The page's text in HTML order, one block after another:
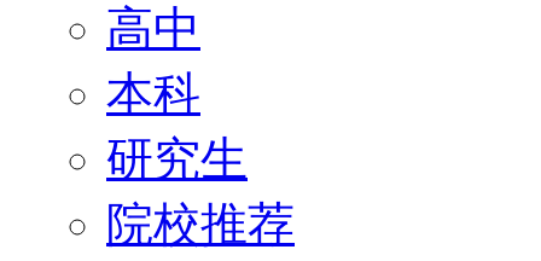
高中
本科
研究生
院校推荐